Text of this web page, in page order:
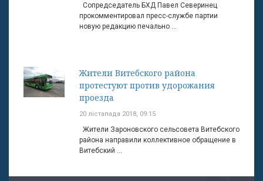
Сопредседатель БХД Павел Северинец
прокомментировал пресс-службе партии
новую редакцию печально ...
Жители Витебского района
протестуют против удорожания
проезда
20 лістапада 2018, 09:15
Жители Зароновского сельсовета Витебского
района направили коллективное обращение в
Витебский ...